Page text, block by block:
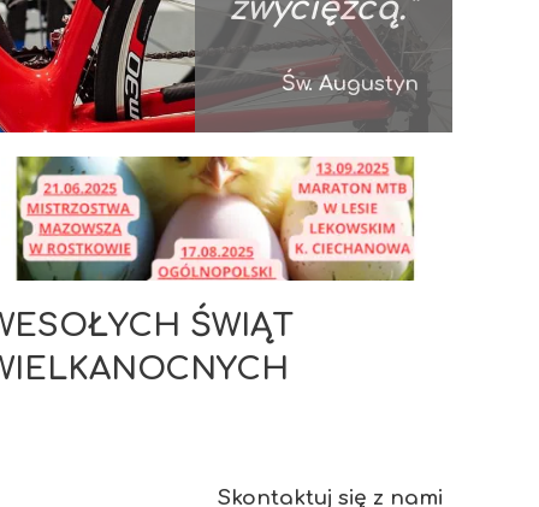
zwycięzcą."
Św. Augustyn
ŚWIĄT
Skontaktuj się z nami